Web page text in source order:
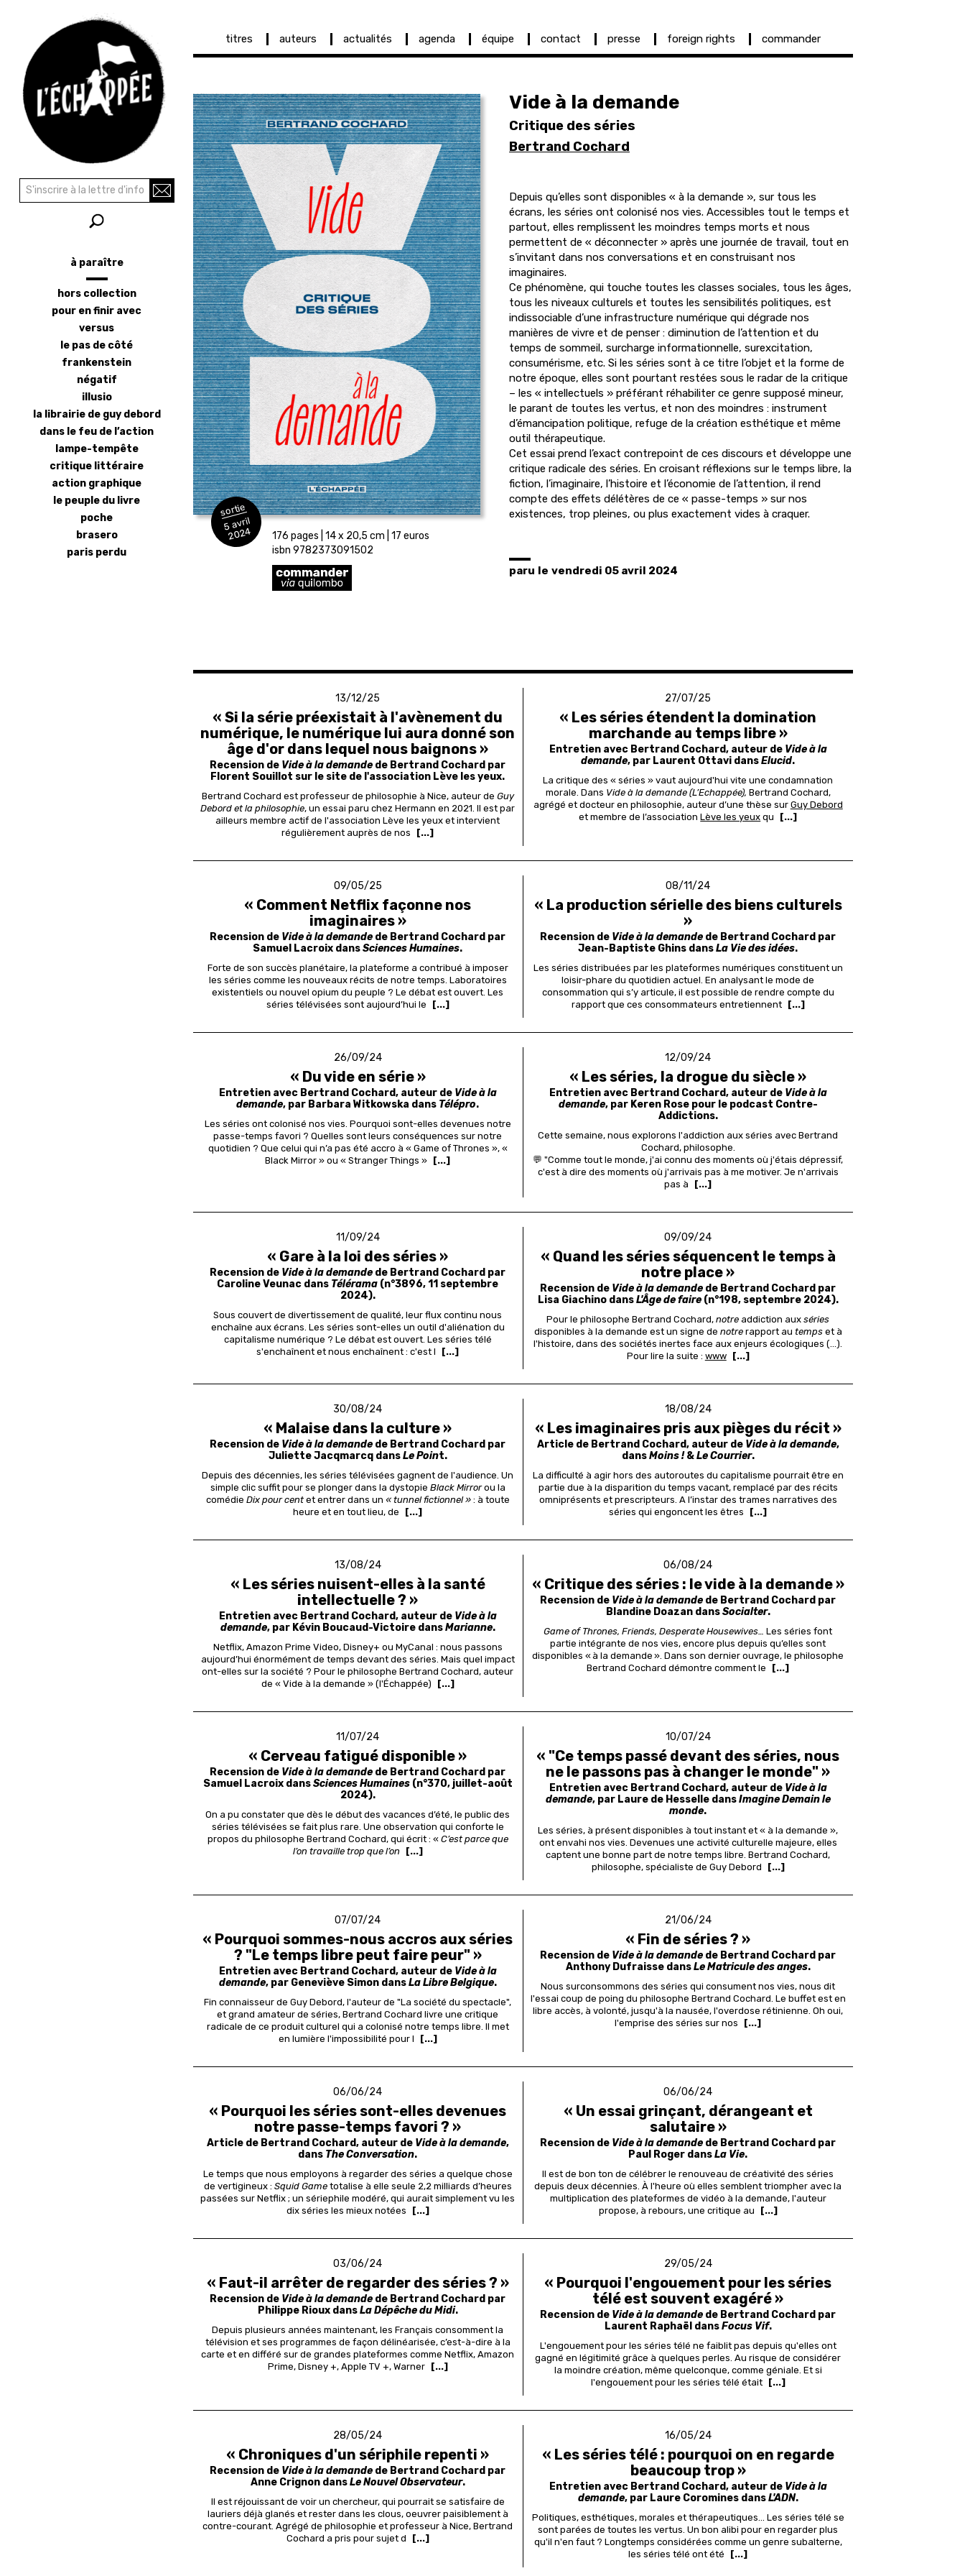
contenu
principal
principale
titres auteurs actualités agenda équipe contact presse foreign rights commander
sortie
5 avril
2024
176 pages | 14 x 20,5 cm | 17 euros
isbn 9782373091502
Vide à la demande
Critique des séries
Bertrand Cochard
Depuis qu’elles sont disponibles « à la demande », sur tous les
écrans, les séries ont colonisé nos vies. Accessibles tout le temps et
partout, elles remplissent les moindres temps morts et nous
permettent de « déconnecter » après une journée de travail, tout en
s’invitant dans nos conversations et en construisant nos
imaginaires.
Ce phénomène, qui touche toutes les classes sociales, tous les âges,
tous les niveaux culturels et toutes les sensibilités politiques, est
indissociable d’une infrastructure numérique qui dégrade nos
manières de vivre et de penser : diminution de l’attention et du
temps de sommeil, surcharge informationnelle, surexcitation,
consumérisme, etc. Si les séries sont à ce titre l’objet et la forme de
notre époque, elles sont pourtant restées sous le radar de la critique
– les « intellectuels » préférant réhabiliter ce genre supposé mineur,
le parant de toutes les vertus, et non des moindres : instrument
d’émancipation politique, refuge de la création esthétique et même
outil thérapeutique.
Cet essai prend l’exact contrepoint de ces discours et développe une
critique radicale des séries. En croisant réflexions sur le temps libre, la
fiction, l’imaginaire, l’histoire et l’économie de l’attention, il rend
compte des effets délétères de ce « passe-temps » sur nos
existences, trop pleines, ou plus exactement vides à craquer.
paru le vendredi 05 avril 2024
13/12/25
« Si la série préexistait à l'avènement du
numérique, le numérique lui aura donné son
âge d'or dans lequel nous baignons »
Recension de Vide à la demande de Bertrand Cochard par
Florent Souillot sur le site de l'association Lève les yeux.
Bertrand Cochard est professeur de philosophie à Nice, auteur de Guy
Debord et la philosophie, un essai paru chez Hermann en 2021. Il est par
ailleurs membre actif de l'association Lève les yeux et intervient
régulièrement auprès de nos
[...]
27/07/25
« Les séries étendent la domination
marchande au temps libre »
Entretien avec Bertrand Cochard, auteur de Vide à la
demande, par Laurent Ottavi dansElucid.
La critique des « séries » vaut aujourd'hui vite une condamnation
morale. Dans Vide à la demande (L’Echappée), Bertrand Cochard,
agrégé et docteur en philosophie, auteur d’une thèse sur Guy Debord
et membre de l’associationLève les yeux qu [...]
09/05/25
« Comment Netflix façonne nos
imaginaires »
Recension de Vide à la demande de Bertrand Cochard par
Samuel Lacroix dansSciences Humaines.
Forte de son succès planétaire, la plateforme a contribué à imposer
les séries comme les nouveaux récits de notre temps. Laboratoires
existentiels ou nouvel opium du peuple ? Le débat est ouvert. Les
séries télévisées sont aujourd’hui le
[...]
08/11/24
« La production sérielle des biens culturels
»
Recension de Vide à la demande de Bertrand Cochard par
Jean-Baptiste Ghins dansLa Vie des idées.
Les séries distribuées par les plateformes numériques constituent un
loisir-phare du quotidien actuel. En analysant le mode de
consommation qui s’y articule, il est possible de rendre compte du
rapport que ces consommateurs entretiennent
[...]
26/09/24
« Du vide en série »
Entretien avec Bertrand Cochard, auteur de Vide à la
demande, par Barbara Witkowska dans Télépro.
Les séries ont colonisé nos vies. Pourquoi sont-elles devenues notre
passe-temps favori ? Quelles sont leurs conséquences sur notre
quotidien ? Que celui qui n’a pas été accro à « Game of Thrones », «
Black Mirror » ou « Stranger Things » [...]
12/09/24
« Les séries, la drogue du siècle »
Entretien avec Bertrand Cochard, auteur de Vide à la
demande, par Keren Rose pour le podcast Contre-
Addictions.
Cette semaine, nous explorons l'addiction aux séries avec Bertrand
Cochard, philosophe.
💬 "Comme tout le monde, j'ai connu des moments où j'étais dépressif,
c'est à dire des moments où j'arrivais pas à me motiver. Je n'arrivais
pas à
[...]
11/09/24
« Gare à la loi des séries »
Recension de Vide à la demande de Bertrand Cochard par
Caroline Veunac dans Télérama (n°3896, 11 septembre
2024).
Sous couvert de divertissement de qualité, leur flux continu nous
enchaîne aux écrans. Les séries sont-elles un outil d'aliénation du
capitalisme numérique ? Le débat est ouvert. Les séries télé
s'enchaînent et nous enchaînent : c'est l
[...]
09/09/24
« Quand les séries séquencent le temps à
notre place »
Recension de Vide à la demande de Bertrand Cochard par
Lisa GiachinodansL'Âge de faire(n°198, septembre 2024).
Pour le philosophe Bertrand Cochard,notre addiction auxséries
disponibles à la demande est un signe de notrerapport au tempset à
l'histoire, dans des sociétés inertes face aux enjeurs écologiques (...).
Pour lire la suite : www [...]
30/08/24
« Malaise dans la culture »
Recension de Vide à la demande de Bertrand Cochard par
Juliette Jacqmarcq dansLe Point.
Depuis des décennies, les séries télévisées gagnent de l'audience. Un
simple clic suffit pour se plonger dans la dystopie Black Mirrorou la
comédie Dix pour centet entrer dans un « tunnel fictionnel »: à toute
heure et en tout lieu, de
[...]
18/08/24
« Les imaginaires pris aux pièges du récit »
Article de Bertrand Cochard, auteur de Vide à la demande,
dansMoins !&Le Courrier.
La difficulté à agir hors des autoroutes du capitalisme pourrait être en
partie due à la disparition du temps vacant, remplacé par des récits
omniprésents et prescripteurs. A l’instar des trames narratives des
séries qui engoncent les êtres
[...]
13/08/24
« Les séries nuisent-elles à la santé
intellectuelle ? »
Entretien avec Bertrand Cochard, auteur de Vide à la
demande, par Kévin Boucaud-Victoire dansMarianne.
Netflix, Amazon Prime Video, Disney+ ou MyCanal : nous passons
aujourd’hui énormément de temps devant des séries. Mais quel impact
ont-elles sur la société ? Pour le philosophe Bertrand Cochard, auteur
de « Vide à la demande » (l'Échappée)
[...]
06/08/24
« Critique des séries : le vide à la demande »
Recension de Vide à la demande de Bertrand Cochard par
Blandine Doazan dansSocialter.
Game of Thrones, Friends, Desperate Housewives…
Les séries font
partie intégrante de nos vies, encore plus depuis qu’elles sont
disponibles « à la demande ». Dans son dernier ouvrage, le philosophe
Bertrand Cochard démontre comment le
[...]
11/07/24
« Cerveau fatigué disponible »
Recension de Vide à la demande de Bertrand Cochard par
Samuel Lacroix dansSciences Humaines(n°370, juillet-août
2024).
On a pu constater que dès le début des vacances d’été, le public des
séries télévisées se fait plus rare. Une observation qui conforte le
propos du philosophe Bertrand Cochard, qui écrit : « C’est parce que
l’on travaille trop que l’on
[...]
10/07/24
« "Ce temps passé devant des séries, nous
ne le passons pas à changer le monde" »
Entretien avec Bertrand Cochard, auteur de Vide à la
demande, par Laure de Hesselle dansImagine Demain le
monde.
Les séries, à présent disponibles à tout instant et « à la demande »,
ont envahi nos vies. Devenues une activité culturelle majeure, elles
captent une bonne part de notre temps libre. Bertrand Cochard,
philosophe, spécialiste de Guy Debord
[...]
07/07/24
« Pourquoi sommes-nous accros aux séries
? "Le temps libre peut faire peur" »
Entretien avec Bertrand Cochard, auteur de Vide à la
demande, par Geneviève Simon dansLa Libre Belgique.
Fin connaisseur de Guy Debord, l'auteur de "La société du spectacle",
et grand amateur de séries, Bertrand Cochard livre une critique
radicale de ce produit culturel qui a colonisé notre temps libre. Il met
en lumière l'impossibilité pour l
[...]
21/06/24
« Fin de séries ? »
Recension de Vide à la demande de Bertrand Cochard par
Anthony Dufraisse dansLe Matricule des anges.
Nous surconsommons des séries qui consument nos vies, nous dit
l'essai coup de poing du philosophe Bertrand Cochard. Le buffet est en
libre accès, à volonté, jusqu'à la nausée, l'overdose rétinienne. Oh oui,
l'emprise des séries sur nos
[...]
06/06/24
« Pourquoi les séries sont-elles devenues
notre passe-temps favori ? »
Article de Bertrand Cochard, auteur de Vide à la demande,
dans The Conversation.
Le temps que nous employons à regarder des séries a quelque chose
de vertigineux : Squid Gametotalise à elle seule 2,2 milliards d’heures
passées sur Netflix ; un sériephile modéré, qui aurait simplement vu les
dix séries les mieux notées
[...]
06/06/24
« Un essai grinçant, dérangeant et
salutaire »
Recension de Vide à la demande de Bertrand Cochard par
Paul Roger dansLa Vie.
Il est de bon ton de célébrer le renouveau de créativité des séries
depuis deux décennies. À l'heure où elles semblent triompher avec la
multiplication des plateformes de vidéo à la demande, l'auteur
propose, à rebours, une critique au
[...]
03/06/24
« Faut-il arrêter de regarder des séries ? »
Recension de Vide à la demande de Bertrand Cochard par
Philippe Rioux dansLa Dépêche du Midi.
Depuis plusieurs années maintenant, les Français consomment la
télévision et ses programmes de façon délinéarisée, c’est-à-dire à la
carte et en différé sur de grandes plateformes comme Netflix, Amazon
Prime, Disney +, Apple TV +, Warner
[...]
29/05/24
« Pourquoi l'engouement pour les séries
télé est souvent exagéré »
Recension de Vide à la demande de Bertrand Cochard par
Laurent Raphaël dansFocus Vif.
L'engouement pour les séries télé ne faiblit pas depuis qu'elles ont
gagné en légitimité grâce à quelques perles. Au risque de considérer
la moindre création, même quelconque, comme géniale. Et si
l'engouement pour les séries télé était
[...]
28/05/24
« Chroniques d'un sériphile repenti »
Recension de Vide à la demande de Bertrand Cochard par
Anne Crignon dansLe Nouvel Observateur.
Il est réjouissant de voir un chercheur, qui pourrait se satisfaire de
lauriers déjà glanés et rester dans les clous, oeuvrer paisiblement à
contre-courant. Agrégé de philosophie et professeur à Nice, Bertrand
Cochard a pris pour sujet d
[...]
16/05/24
« Les séries télé : pourquoi on en regarde
beaucoup trop »
Entretien avec Bertrand Cochard, auteur de Vide à la
demande, par Laure Coromines dansL'ADN.
Politiques, esthétiques, morales et thérapeutiques... Les séries télé se
sont parées de toutes les vertus. Un bon alibi pour en regarder plus
qu'il n'en faut ? Longtemps considérées comme un genre subalterne,
les séries télé ont été
[...]
Rechercher
latéral
à paraître
hors collection
pour en finir avec
versus
le pas de côté
frankenstein
négatif
illusio
la librairie de guy debord
dans le feu de l’action
lampe-tempête
critique littéraire
action graphique
le peuple du livre
poche
brasero
paris perdu